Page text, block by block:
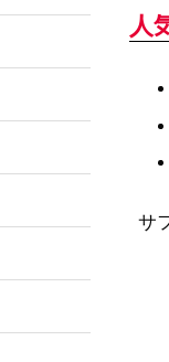
人
サ